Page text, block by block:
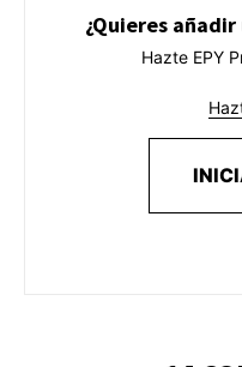
¿Quieres
Hazte EPY